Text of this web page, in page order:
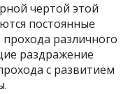
чертой этой
постоянные
различного
раздражение
с развитием